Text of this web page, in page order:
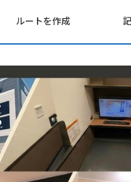
ルートを作成